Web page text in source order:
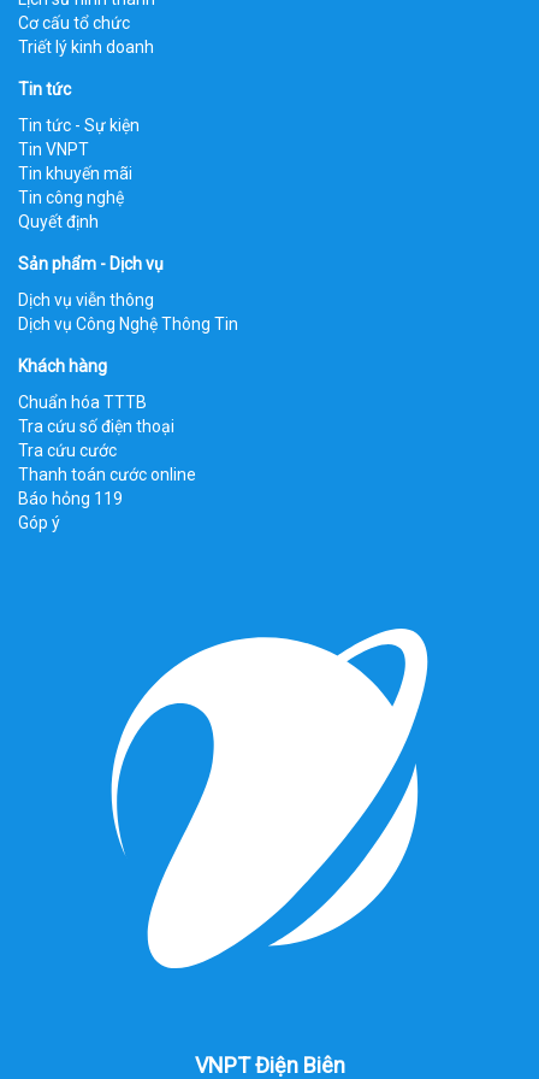
Cơ cấu tổ chức
Triết lý kinh doanh
Tin tức
Tin tức - Sự kiện
Tin VNPT
Tin khuyến mãi
Tin công nghệ
Quyết định
Sản phẩm - Dịch vụ
Dịch vụ viễn thông
Dịch vụ Công Nghệ Thông Tin
Khách hàng
Chuẩn hóa TTTB
Tra cứu số điện thoại
Tra cứu cước
Thanh toán cước online
Báo hỏng 119
Góp ý
VNPT Điện Biên